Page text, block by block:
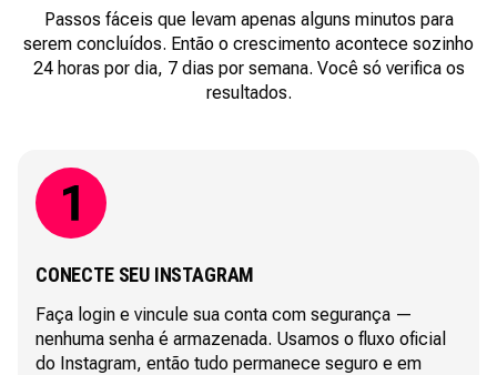
Passos fáceis que levam apenas alguns minutos para
serem concluídos. Então o crescimento acontece sozinho
24 horas por dia, 7 dias por semana. Você só verifica os
resultados.
CONECTE SEU INSTAGRAM
Faça login e vincule sua conta com segurança —
nenhuma senha é armazenada. Usamos o fluxo oficial
do Instagram, então tudo permanece seguro e em